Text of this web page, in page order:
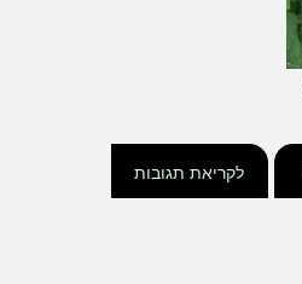
לקריאת תגובות